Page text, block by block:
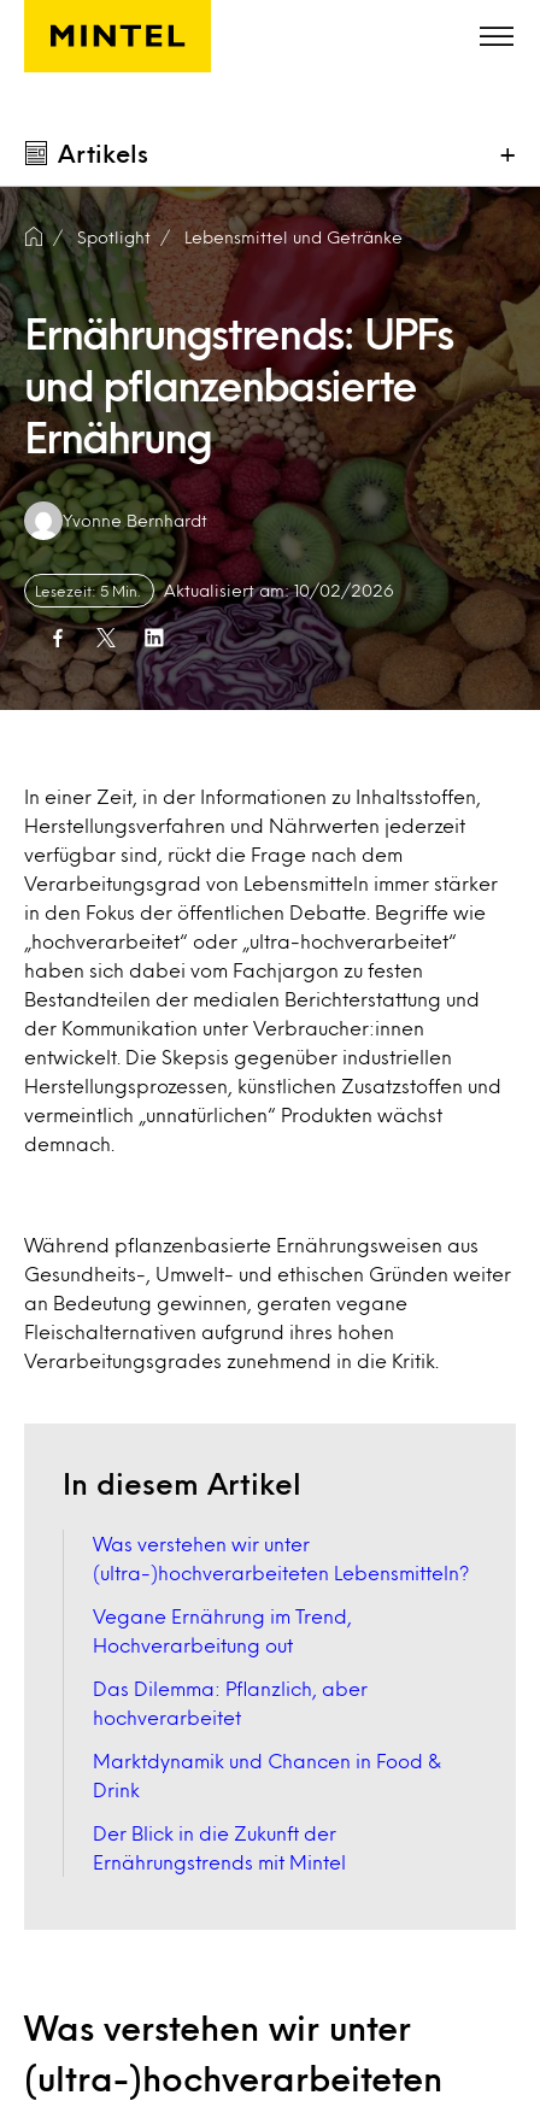
Skip to main content
Artikels +
Spotlight Lebensmittel und Getränke
Ernährungstrends: UPFs
und pflanzenbasierte
Ernährung
Authors:
Yvonne Bernhardt
Lesezeit: 5 Min. Aktualisiert am: 10/02/2026
In einer Zeit, in der Informationen zu Inhaltsstoffen,
Herstellungsverfahren und Nährwerten jederzeit
verfügbar sind, rückt die Frage nach dem
Verarbeitungsgrad von Lebensmitteln immer stärker
in den Fokus der öffentlichen Debatte. Begriffe wie
„hochverarbeitet“ oder „ultra-hochverarbeitet“
haben sich dabei vom Fachjargon zu festen
Bestandteilen der medialen Berichterstattung und
der Kommunikation unter Verbraucher:innen
entwickelt. Die Skepsis gegenüber industriellen
Herstellungsprozessen, künstlichen Zusatzstoffen und
vermeintlich „unnatürlichen“ Produkten wächst
demnach.
Während pflanzenbasierte Ernährungsweisen aus
Gesundheits-, Umwelt- und ethischen Gründen weiter
an Bedeutung gewinnen, geraten vegane
Fleischalternativen aufgrund ihres hohen
Verarbeitungsgrades zunehmend in die Kritik.
In diesem Artikel
Was verstehen wir unter
(ultra-)hochverarbeiteten Lebensmitteln?
Vegane Ernährung im Trend,
Hochverarbeitung out
Das Dilemma: Pflanzlich, aber
hochverarbeitet
Marktdynamik und Chancen in Food &
Drink
Der Blick in die Zukunft der
Ernährungstrends mit Mintel
Was verstehen wir unter
(ultra-)hochverarbeiteten